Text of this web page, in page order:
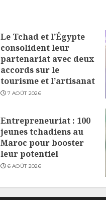
Le Tchad et l’Égypte
consolident leur
partenariat avec deux
accords sur le
tourisme et l’artisanat
7 AOÛT 2026
Entrepreneuriat : 100
jeunes tchadiens au
Maroc pour booster
leur potentiel
6 AOÛT 2026